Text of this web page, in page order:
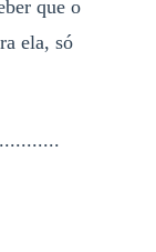
que o
ela, só